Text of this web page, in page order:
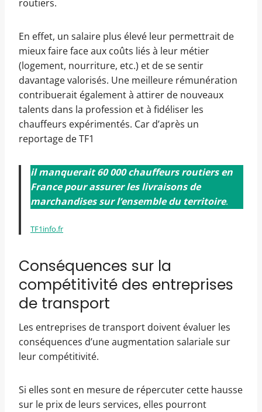
routiers.
En effet, un salaire plus élevé leur permettrait de
mieux faire face aux coûts liés à leur métier
(logement, nourriture, etc.) et de se sentir
davantage valorisés. Une meilleure rémunération
contribuerait également à attirer de nouveaux
talents dans la profession et à fidéliser les
chauffeurs expérimentés. Car d’après un
reportage de TF1
il manquerait 60 000 chauffeurs routiers en
France pour assurer les livraisons de
marchandises sur l’ensemble du territoire.
TF1info.fr
Conséquences sur la
compétitivité des entreprises
de transport
Les entreprises de transport doivent évaluer les
conséquences d’une augmentation salariale sur
leur compétitivité.
Si elles sont en mesure de répercuter cette hausse
sur le prix de leurs services, elles pourront